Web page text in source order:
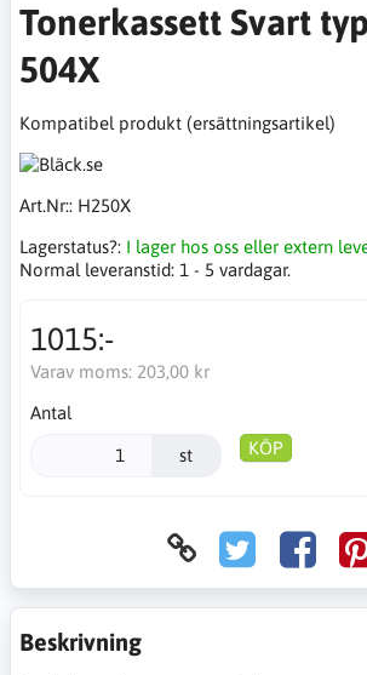
Tonerkassett Svart
504X
Kompatibel produkt (ersättningsartikel)
Art.Nr:: H250X
Lagerstatus?: I lager hos oss eller extern
Normal leveranstid: 1 - 5 vardagar.
1015:-
Varav moms: 203,00 kr
Antal
st KÖP
Beskrivning